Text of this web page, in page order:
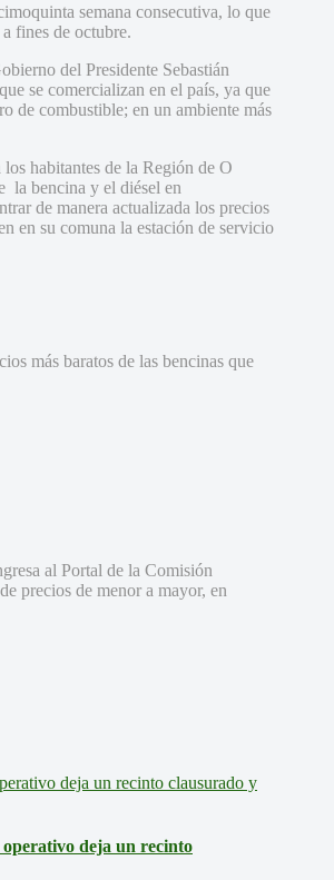
semana consecutiva, lo que
fines de octubre.
del Presidente Sebastián
se comercializan en el país, ya que
de combustible; en un ambiente más
habitantes de la Región de O
la bencina y el diésel en
de manera actualizada los precios
en su comuna la estación de servicio
más baratos de las bencinas que
al Portal de la Comisión
precios de menor a mayor, en
operativo deja un recinto